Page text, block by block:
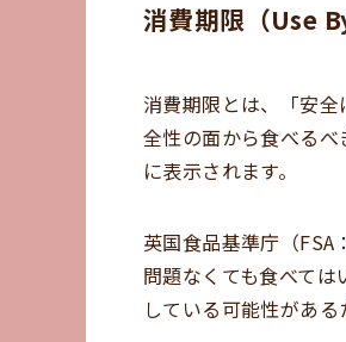
消費期限（Use By
消費期限とは、「安
全性の面から食べる
に表示されます。
英国食品基準庁（
問題なくても食べて
している可能性がある